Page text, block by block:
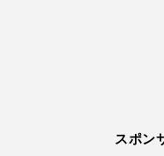
スポン